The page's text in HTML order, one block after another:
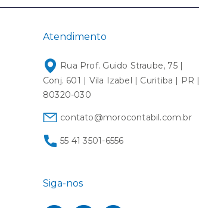
Atendimento
Rua Prof. Guido Straube, 75 |
Conj. 601 | Vila Izabel | Curitiba | PR |
80320-030
contato@morocontabil.com.br
55 41 3501-6556
Siga-nos